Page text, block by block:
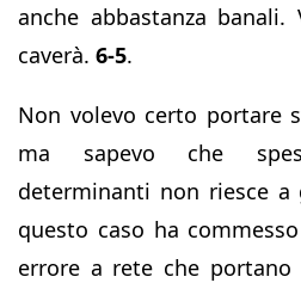
anche abbastanza
caverà. 6-5.
Non volevo certo portare
ma sapevo che
determinanti non riesce
questo caso ha
errore a rete che